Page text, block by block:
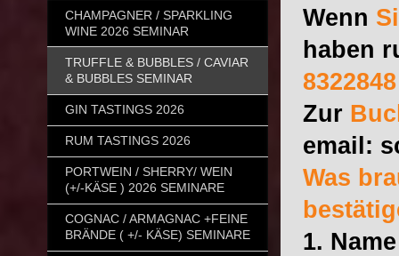
Wenn
haben
8322848
Zur
email:
Was
1.
CHAMPAGNER / SPARKLING
WINE 2026 SEMINAR
TRUFFLE & BUBBLES / CAVIAR
& BUBBLES SEMINAR
GIN TASTINGS 2026
RUM TASTINGS 2026
PORTWEIN / SHERRY/ WEIN
(+/-KÄSE ) 2026 SEMINARE
COGNAC / ARMAGNAC +FEINE
BRÄNDE ( +/- KÄSE) SEMINARE